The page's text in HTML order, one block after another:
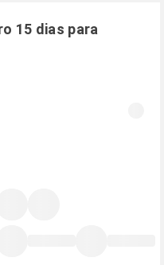
15 dias para